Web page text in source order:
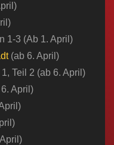
​1-3 (Ab 1. April)
(ab 6. April)
Teil 2 (ab 6. April)
April)